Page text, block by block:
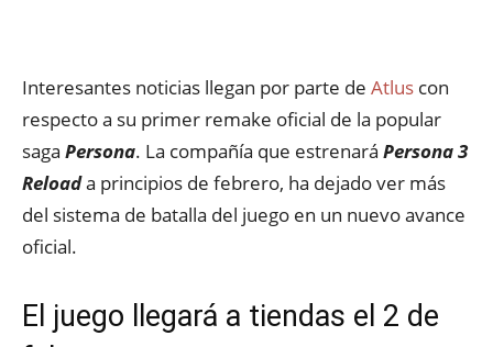
Interesantes noticias llegan por parte de Atlus con
respecto a su primer remake oficial de la popular
saga Persona. La compañía que estrenará Persona 3
Reloada principios de febrero, ha dejado ver más
del sistema de batalla del juego en un nuevo avance
oficial.
El juego llegará a tiendas el 2 de